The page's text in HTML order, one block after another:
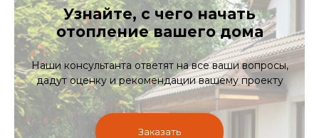
Узнайте, с чего начать
отопление вашего дома
Наши консультанта ответят на все ваши вопросы,
дадут оценку и рекомендации вашему проекту
Заказать